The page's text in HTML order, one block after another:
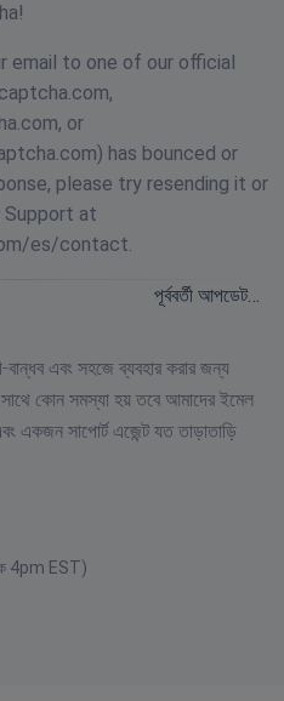
email to one of our official
,
, or
) has bounced or
please try resending it or
Support at
es/contact.
পূর্ববর্তী আপডেট…
বান্ধব এবং সহজে ব্যবহার করার জন্য
কোন সমস্যা হয় তবে আমাদের ইমেল
একজন সাপোর্ট এজেন্ট যত তাড়াতাড়ি
4pm EST)